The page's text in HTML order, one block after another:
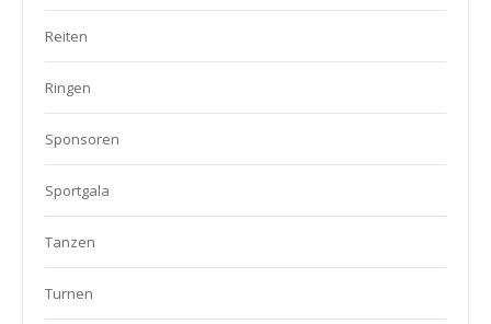
Reiten
Ringen
Sponsoren
Sportgala
Tanzen
Turnen